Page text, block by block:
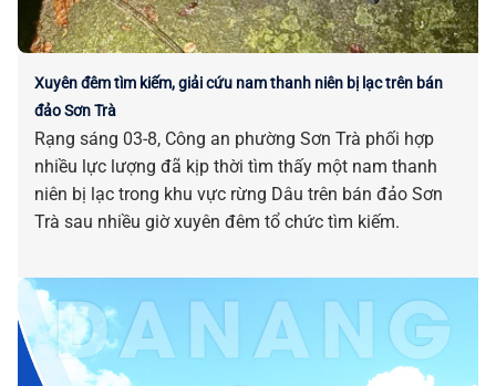
Xuyên đêm tìm kiếm, giải cứu nam thanh niên bị lạc trên bán
đảo Sơn Trà
Rạng sáng 03-8, Công an phường Sơn Trà phối hợp
nhiều lực lượng đã kịp thời tìm thấy một nam thanh
niên bị lạc trong khu vực rừng Dâu trên bán đảo Sơn
Trà sau nhiều giờ xuyên đêm tổ chức tìm kiếm.